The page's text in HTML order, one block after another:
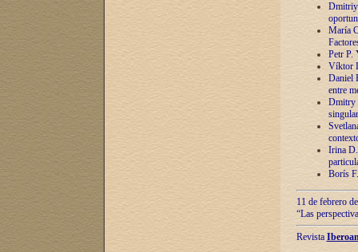
Dmitriy
María
Petr P.
Víktor
Daniel
entre
Dmitry
Irina
Borís
11 de febrero
“Las
Revista